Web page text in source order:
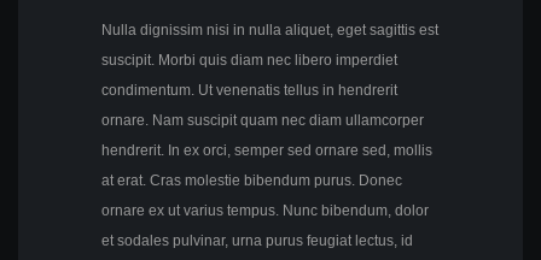
Nulla dignissim nisi in nulla aliquet, eget sagittis est
suscipit. Morbi quis diam nec libero imperdiet
condimentum. Ut venenatis tellus in hendrerit
ornare. Nam suscipit quam nec diam ullamcorper
hendrerit. In ex orci, semper sed ornare sed, mollis
at erat. Cras molestie bibendum purus. Donec
ornare ex ut varius tempus. Nunc bibendum, dolor
et sodales pulvinar, urna purus feugiat lectus, id